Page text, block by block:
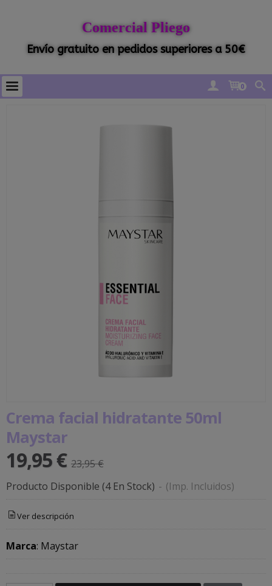
Comercial Pliego
Envío gratuito en pedidos superiores a 50€
0
Crema facial hidratante 50ml
Maystar
19,95 € 23,95 €
Producto Disponible (4 En Stock) - (Imp. Incluidos)
Ver descripción
Marca: Maystar